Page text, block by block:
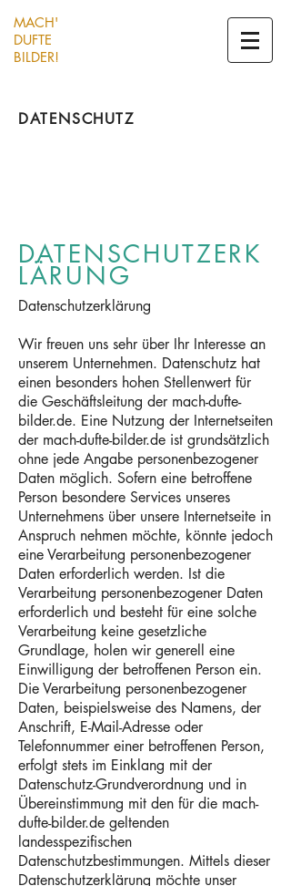
MACH'
DUFTE
BILDER!
DATENSCHUTZ
DATENSCHUTZERK
LÄRUNG
Datenschutzerklärung
Wir freuen uns sehr über Ihr Interesse an
unserem Unternehmen. Datenschutz hat
einen besonders hohen Stellenwert für
die Geschäftsleitung der mach-dufte-
bilder.de. Eine Nutzung der Internetseiten
der mach-dufte-bilder.de ist grundsätzlich
ohne jede Angabe personenbezogener
Daten möglich. Sofern eine betroffene
Person besondere Services unseres
Unternehmens über unsere Internetseite in
Anspruch nehmen möchte, könnte jedoch
eine Verarbeitung personenbezogener
Daten erforderlich werden. Ist die
Verarbeitung personenbezogener Daten
erforderlich und besteht für eine solche
Verarbeitung keine gesetzliche
Grundlage, holen wir generell eine
Einwilligung der betroffenen Person ein.
Die Verarbeitung personenbezogener
Daten, beispielsweise des Namens, der
Anschrift, E-Mail-Adresse oder
Telefonnummer einer betroffenen Person,
erfolgt stets im Einklang mit der
Datenschutz-Grundverordnung und in
Übereinstimmung mit den für die mach-
dufte-bilder.de geltenden
landesspezifischen
Datenschutzbestimmungen. Mittels dieser
Datenschutzerklärung möchte unser